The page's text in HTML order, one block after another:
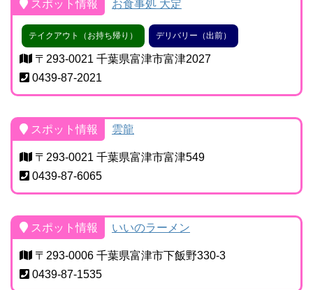
スポット情報 お食事処 大定
テイクアウト（お持ち帰り） デリバリー（出前）
〒293-0021 千葉県富津市富津2027
0439-87-2021
スポット情報 雲龍
〒293-0021 千葉県富津市富津549
0439-87-6065
スポット情報 いいのラーメン
〒293-0006 千葉県富津市下飯野330-3
0439-87-1535